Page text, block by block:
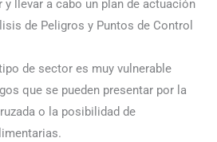
y llevar a cabo un plan de actuación
de Peligros y Puntos de Control
de sector es muy vulnerable
que se pueden presentar por la
o la posibilidad de